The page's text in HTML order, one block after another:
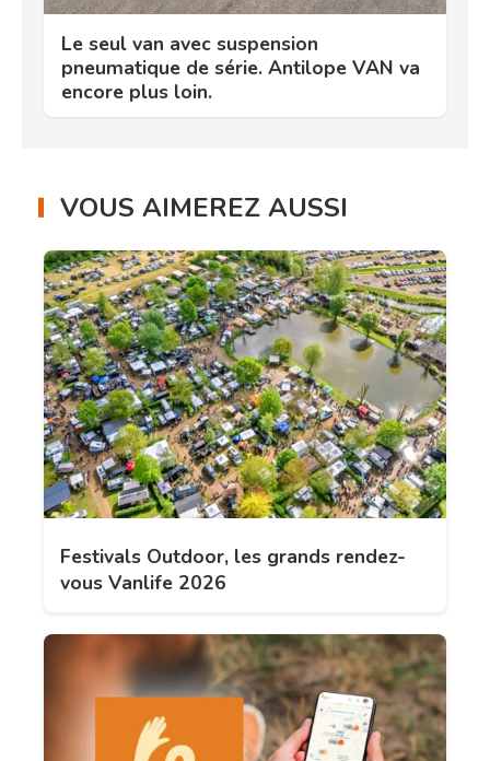
Le seul van avec suspension
pneumatique de série. Antilope VAN va
encore plus loin.
VOUS AIMEREZ AUSSI
Festivals Outdoor, les grands rendez-
vous Vanlife 2026